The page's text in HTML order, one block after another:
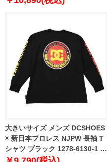
大きいサイズ メンズ DCSHOES
× 新日本プロレス NJPW 長袖 T
シャツ ブラック 1278-6130-1 3L
4L 5L 6L